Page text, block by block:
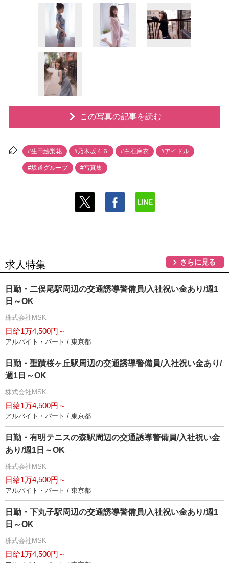
この写真の記事を読む
#生田絵梨花 #乃木坂４６ #白石麻衣 #アイドル
#坂道グループ #写真集
求人特集 さらに見る
日勤・二俣尾駅周辺の交通誘導警備員/入社祝い金あり/週1
日～OK
株式会社MSK
日給1万4,500円～
アルバイト・パート / 東京都
日勤・聖蹟桜ヶ丘駅周辺の交通誘導警備員/入社祝い金あり/
週1日～OK
株式会社MSK
日給1万4,500円～
アルバイト・パート / 東京都
日勤・有明テニスの森駅周辺の交通誘導警備員/入社祝い金
あり/週1日～OK
株式会社MSK
日給1万4,500円～
アルバイト・パート / 東京都
日勤・下丸子駅周辺の交通誘導警備員/入社祝い金あり/週1
日～OK
株式会社MSK
日給1万4,500円～